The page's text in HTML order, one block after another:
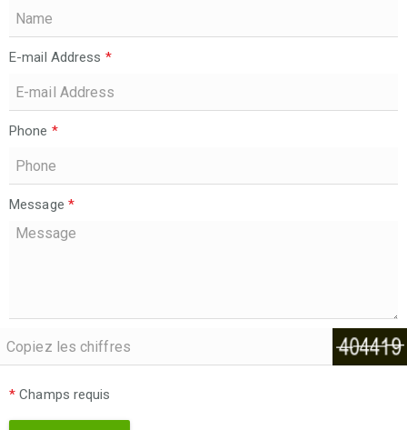
E-mail Address *
Phone *
Message *
* Champs requis